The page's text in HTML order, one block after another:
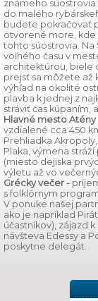
známeho
do malého
budete pokračovať
otvorené more, kde
tohto súostrovia.
voľného času v
architektúrou, biele
prejsť sa môžete až
výhľad na okolité
plavba k jednej z
stráviť čas kúpaním,
Hlavné mesto Atény
vzdialené cca 450
Prehliadka
Plaka, výmena
(miesto dejiska
výletu až vo
Grécky večer -
s folklórnym
V ponuke našej
ako je napríklad
účastníkov), zájazd
návšteva Edessy a
poskytne delegát.